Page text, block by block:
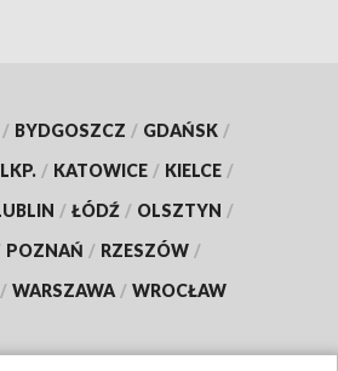
/ BYDGOSZCZ / GDAŃSK /
/ KATOWICE / KIELCE /
/ ŁÓDŹ / OLSZTYN /
POZNAŃ / RZESZÓW /
/ WARSZAWA / WROCŁAW